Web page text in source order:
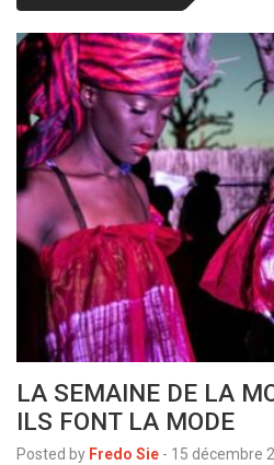
LA SEMAINE DE LA
ILS FONT LA MODE
Posted by Fredo Sie - 15 décembre